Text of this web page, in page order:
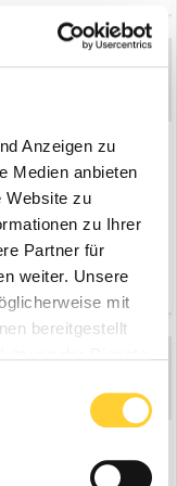
Anzeigen zu
Medien anbieten
Website zu
zu Ihrer
Partner für
weiter. Unsere
mit
bereitgestellt
und kann nicht
umgehen kannst,
fahren. So einfach ist
1